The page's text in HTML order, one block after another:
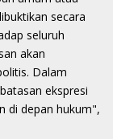
secara
seluruh
akan
Dalam
ekspresi
di depan hukum",